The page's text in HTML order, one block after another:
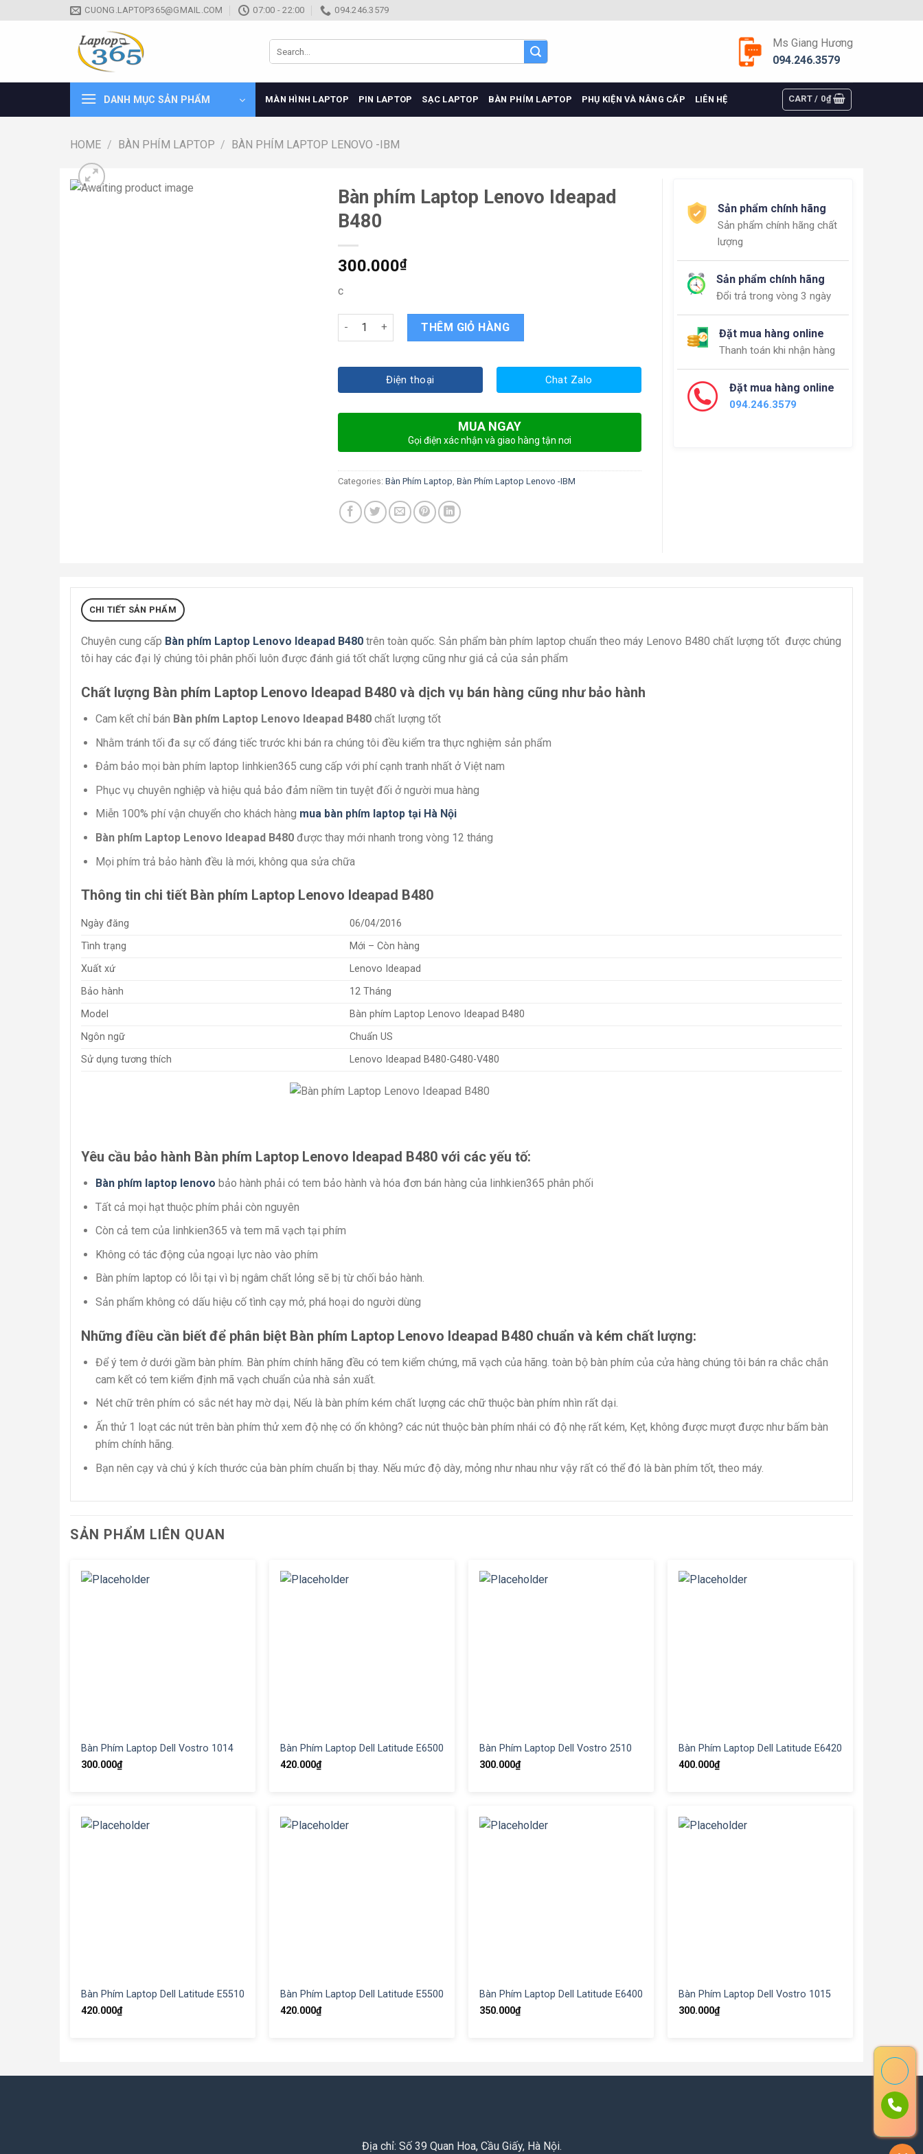
to
CUONG.LAPTOP365@GMAIL.COM 07:00 - 22:00 094.246.3579
Ms Giang Hương
094.246.3579
DANH MỤC SẢN PHẨM MÀN HÌNH LAPTOP PIN LAPTOP SẠC LAPTOP BÀN PHÍM LAPTOP PHỤ KIỆN VÀ NÂNG CẤP LIÊN HỆ CART / 0₫
HOME / BÀN PHÍM LAPTOP / BÀN PHÍM LAPTOP LENOVO -IBM
Bàn phím Laptop Lenovo Ideapad
B480
300.000₫
c
Bàn phím Laptop Lenovo Ideapad B480 quantity
THÊM GIỎ HÀNG
Điện thoại Chat Zalo
MUA NGAY
Gọi điện xác nhận và giao hàng tận nơi
Categories: Bàn Phím Laptop, Bàn Phím Laptop Lenovo -IBM
Sản phẩm chính hãng
Sản phẩm chính hãng chất
lượng
Sản phẩm chính hãng
Đổi trả trong vòng 3 ngày
Đặt mua hàng online
Thanh toán khi nhận hàng
Đặt mua hàng online
094.246.3579
CHI TIẾT SẢN PHẨM
Chuyên cung cấp Bàn phím Laptop Lenovo Ideapad B480 trên toàn quốc. Sản phẩm bàn phím laptop chuẩn theo máy Lenovo B480 chất lượng tốt được chúng
tôi hay các đại lý chúng tôi phân phối luôn được đánh giá tốt chất lượng cũng như giá cả của sản phẩm
Chất lượng Bàn phím Laptop Lenovo Ideapad B480 và dịch vụ bán hàng cũng như bảo hành
Cam kết chỉ bán Bàn phím Laptop Lenovo Ideapad B480 chất lượng tốt
Nhằm tránh tối đa sự cố đáng tiếc trước khi bán ra chúng tôi đều kiểm tra thực nghiệm sản phẩm
Đảm bảo mọi bàn phím laptop linhkien365 cung cấp với phí cạnh tranh nhất ở Việt nam
Phục vụ chuyên nghiệp và hiệu quả bảo đảm niềm tin tuyệt đối ở người mua hàng
Miễn 100% phí vận chuyển cho khách hàng mua bàn phím laptop tại Hà Nội
Bàn phím Laptop Lenovo Ideapad B480 được thay mới nhanh trong vòng 12 tháng
Mọi phím trả bảo hành đều là mới, không qua sửa chữa
Thông tin chi tiết Bàn phím Laptop Lenovo Ideapad B480
Ngày đăng
06/04/2016
Tình trạng
Mới – Còn hàng
Xuất xứ
Lenovo Ideapad
Bảo hành
12 Tháng
Model
Bàn phím Laptop Lenovo Ideapad B480
Ngôn ngữ
Chuẩn US
Sử dụng tương thích
Lenovo Ideapad B480-G480-V480
Yêu cầu bảo hành Bàn phím Laptop Lenovo Ideapad B480 với các yếu tố:
Bàn phím laptop lenovo bảo hành phải có tem bảo hành và hóa đơn bán hàng của linhkien365 phân phối
Tất cả mọi hạt thuộc phím phải còn nguyên
Còn cả tem của linhkien365 và tem mã vạch tại phím
Không có tác động của ngoại lực nào vào phím
Bàn phím laptop có lỗi tại vì bị ngâm chất lỏng sẽ bị từ chối bảo hành.
Sản phẩm không có dấu hiệu cố tình cạy mở, phá hoại do người dùng
Những điều cần biết để phân biệt Bàn phím Laptop Lenovo Ideapad B480 chuẩn và kém chất lượng:
Để ý tem ở dưới gầm bàn phím. Bàn phím chính hãng đều có tem kiểm chứng, mã vạch của hãng. toàn bộ bàn phím của cửa hàng chúng tôi bán ra chắc chắn
cam kết có tem kiểm định mã vạch chuẩn của nhà sản xuất.
Nét chữ trên phím có sắc nét hay mờ dại, Nếu là bàn phím kém chất lượng các chữ thuộc bàn phím nhìn rất dại.
Ấn thử 1 loạt các nút trên bàn phím thử xem độ nhẹ có ổn không? các nút thuộc bàn phím nhái có độ nhẹ rất kém, Kẹt, không được mượt được như bấm bàn
phím chính hãng.
Bạn nên cạy và chú ý kích thước của bàn phím chuẩn bị thay. Nếu mức độ dày, mỏng như nhau như vậy rất có thể đó là bàn phím tốt, theo máy.
SẢN PHẨM LIÊN QUAN
Bàn Phím Laptop Dell Vostro 1014
300.000₫
Bàn Phím Laptop Dell Latitude E6500
420.000₫
Bàn Phím Laptop Dell Vostro 2510
300.000₫
Bàn Phím Laptop Dell Latitude E6420
400.000₫
Bàn Phím Laptop Dell Latitude E5510
420.000₫
Bàn Phím Laptop Dell Latitude E5500
420.000₫
Bàn Phím Laptop Dell Latitude E6400
350.000₫
Bàn Phím Laptop Dell Vostro 1015
300.000₫
Địa chỉ: Số 39 Quan Hoa, Cầu Giấy, Hà Nội.